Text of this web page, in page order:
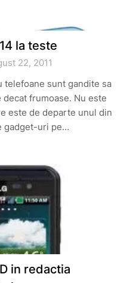
la teste
22, 2011
telefoane sunt gandite sa
frumoase. Nu este
este de departe unul din
gadget-uri pe…
in redactia